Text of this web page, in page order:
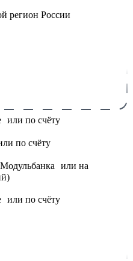
по счёту
или на